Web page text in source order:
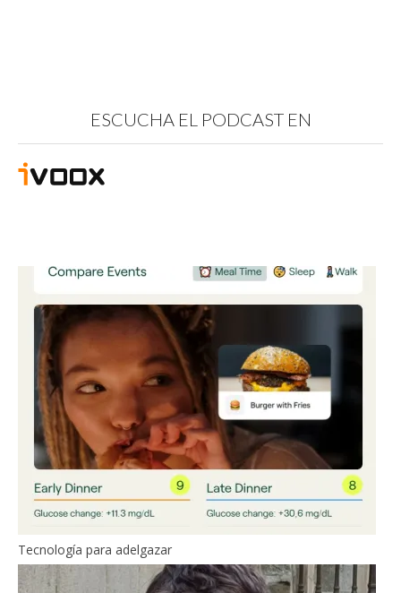
ESCUCHA EL PODCAST EN
Tecnología para adelgazar